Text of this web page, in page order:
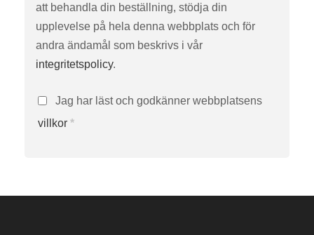
att behandla din beställning, stödja din
upplevelse på hela denna webbplats och för
andra ändamål som beskrivs i vår
integritetspolicy.
Jag har läst och godkänner webbplatsens
villkor *